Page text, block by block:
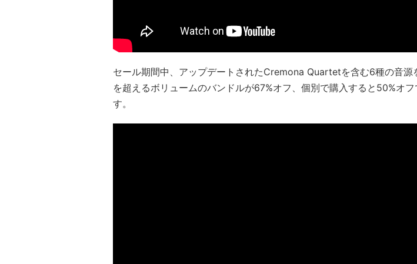
セール期間中、アップデートされたCremona Quartetを含む6種の音源
を超えるボリュームのバンドルが67%オフ、個別で購入すると50%オフ
す。